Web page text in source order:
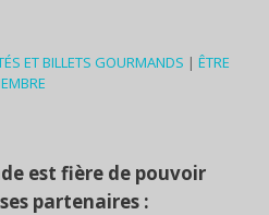
ET BILLETS GOURMANDS | ÊTRE
est fière de pouvoir
partenaires :